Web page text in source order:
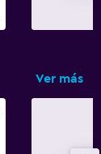
Ver más